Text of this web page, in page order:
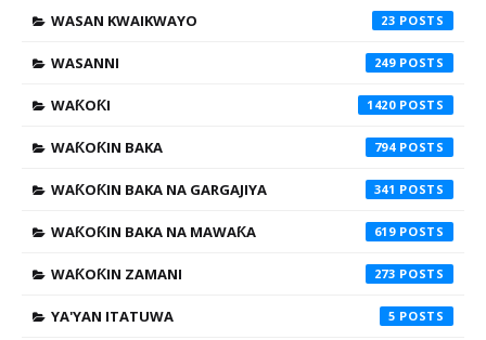
WASAN KWAIKWAYO 23
WASANNI 249
WAƘOƘI 1420
WAƘOƘIN BAKA 794
WAƘOƘIN BAKA NA GARGAJIYA 341
WAƘOƘIN BAKA NA MAWAƘA 619
WAƘOƘIN ZAMANI 273
YA'YAN ITATUWA 5